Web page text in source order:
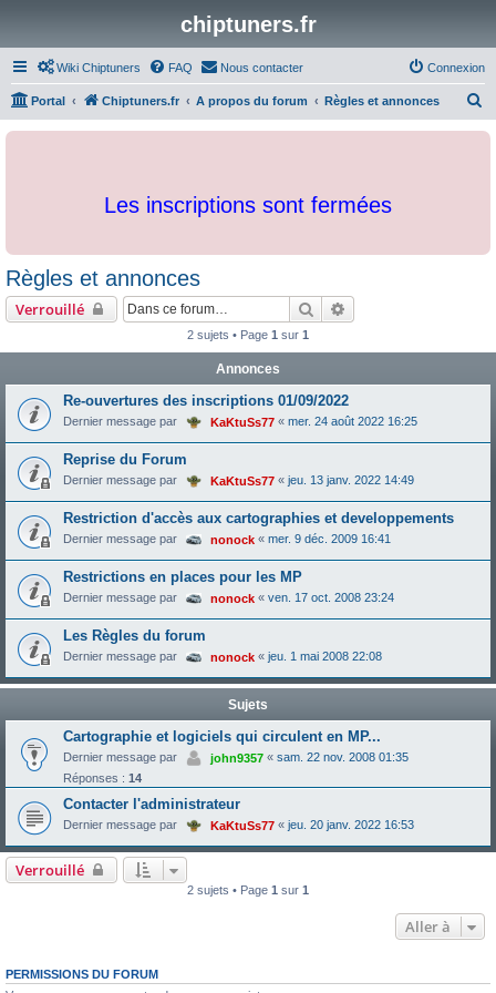
chiptuners.fr
Wiki Chiptuners FAQ Nous contacter Connexion
Portal Chiptuners.fr A propos du forum Règles et annonces
c
Les inscriptions sont fermées
Règles et annonces
Verrouillé Rechercher
2 sujets • Page 1 sur 1
Annonces
Re-ouvertures des inscriptions 01/09/2022
Dernier message par KaKtuSs77 « mer. 24 août 2022 16:25
Reprise du Forum
Dernier message par KaKtuSs77 « jeu. 13 janv. 2022 14:49
Restriction d'accès aux cartographies et developpements
Dernier message par nonock « mer. 9 déc. 2009 16:41
Restrictions en places pour les MP
Dernier message par nonock « ven. 17 oct. 2008 23:24
Les Règles du forum
Dernier message par nonock « jeu. 1 mai 2008 22:08
Sujets
Cartographie et logiciels qui circulent en MP...
Dernier message par john9357 « sam. 22 nov. 2008 01:35
Réponses : 14
Contacter l'administrateur
Dernier message par KaKtuSs77 « jeu. 20 janv. 2022 16:53
Verrouillé
2 sujets • Page 1 sur 1
Aller à
PERMISSIONS DU FORUM